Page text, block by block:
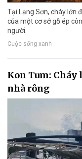
Tại Lạng Sơn, cháy lớn
của một cơ sở gỗ ép
người.
Cuộc sống xanh
Kon Tum: Cháy
nhà rông